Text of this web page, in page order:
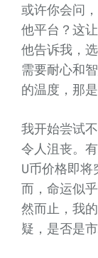
或许你会问
他平台？这
他告诉我，
需要耐心和
的温度，那
我开始尝试
令人沮丧。
U币价格即
而，命运似
然而止，我
疑，是否是